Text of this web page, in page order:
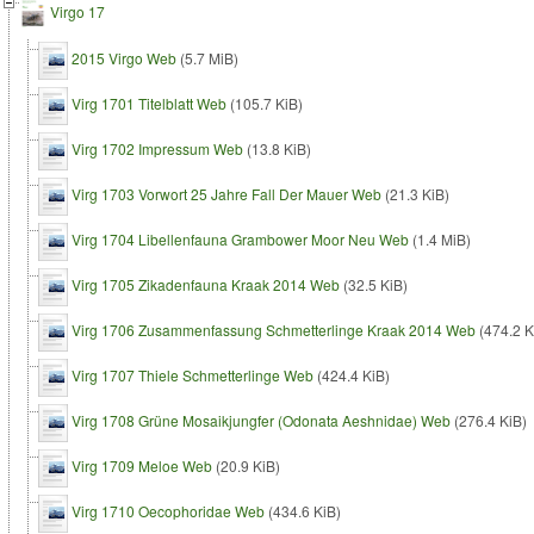
Virgo 17
2015 Virgo Web(5.7 MiB)
Virg 1701 Titelblatt Web(105.7 KiB)
Virg 1702 Impressum Web(13.8 KiB)
Virg 1703 Vorwort 25 Jahre Fall Der Mauer Web(21.3 KiB)
Virg 1704 Libellenfauna Grambower Moor Neu Web(1.4 MiB)
Virg 1705 Zikadenfauna Kraak 2014 Web(32.5 KiB)
Virg 1706 Zusammenfassung Schmetterlinge Kraak 2014 Web(474.2
Virg 1707 Thiele Schmetterlinge Web(424.4 KiB)
Virg 1708 Grüne Mosaikjungfer (Odonata Aeshnidae) Web(276.4 KiB)
Virg 1709 Meloe Web(20.9 KiB)
Virg 1710 Oecophoridae Web(434.6 KiB)